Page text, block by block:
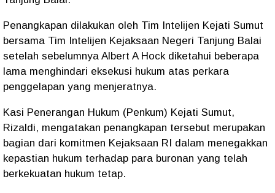
Penangkapan dilakukan oleh Tim Intelijen Kejati Sumut
bersama Tim Intelijen Kejaksaan Negeri Tanjung Balai
setelah sebelumnya Albert A Hock diketahui beberapa
lama menghindari eksekusi hukum atas perkara
penggelapan yang menjeratnya.
Kasi Penerangan Hukum (Penkum) Kejati Sumut,
Rizaldi, mengatakan penangkapan tersebut merupakan
bagian dari komitmen Kejaksaan RI dalam menegakkan
kepastian hukum terhadap para buronan yang telah
berkekuatan hukum tetap.